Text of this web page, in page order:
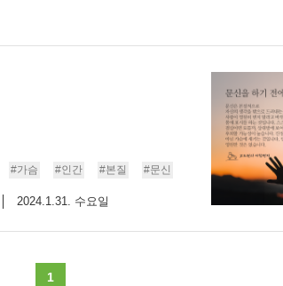
#가슴 #인간 #본질 #문신
2024.1.31. 수요일
1